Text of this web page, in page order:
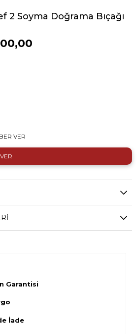
2 Soyma Doğrama Bıçağı
VER
Garantisi
İade